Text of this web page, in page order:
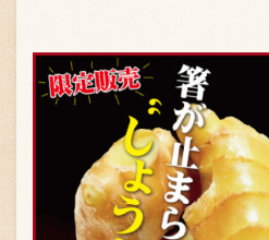
味千の
お問い
ブラ